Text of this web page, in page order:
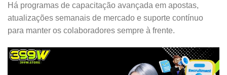
Há programas de capacitação avançada em apostas,
atualizações semanais de mercado e suporte contínuo
para manter os colaboradores sempre à frente.